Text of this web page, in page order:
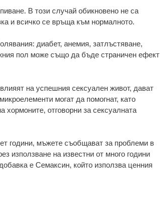
В този случай обикновено не са
и всичко се връща към нормалното.
диабет, анемия, затлъстяване,
пол може също да бъде страничен ефект
на успешния сексуален живот, дават
могат да помогнат, като
хормоните, отговорни за сексуалната
години, мъжете съобщават за проблеми в
използване на известни от много години
е Семаксин, който използва ценния